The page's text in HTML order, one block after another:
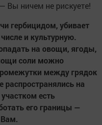
Вы ничем не рискуете!
гербицидом, убивает
и культурную.
на овощи, ягоды,
соли можно
между грядок
распространялись на
есть
его границы —
Вам.